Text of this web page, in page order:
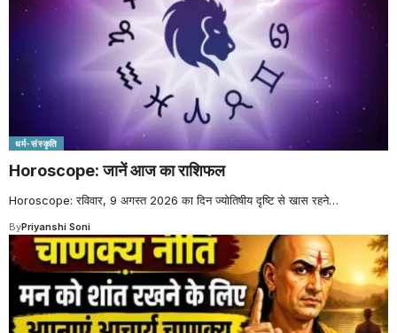
धर्म-संस्कृति
Horoscope: जानें आज का राशिफल
Horoscope: रविवार, 9 अगस्त 2026 का दिन ज्योतिषीय दृष्टि से खास रहने…
ByPriyanshi Soni